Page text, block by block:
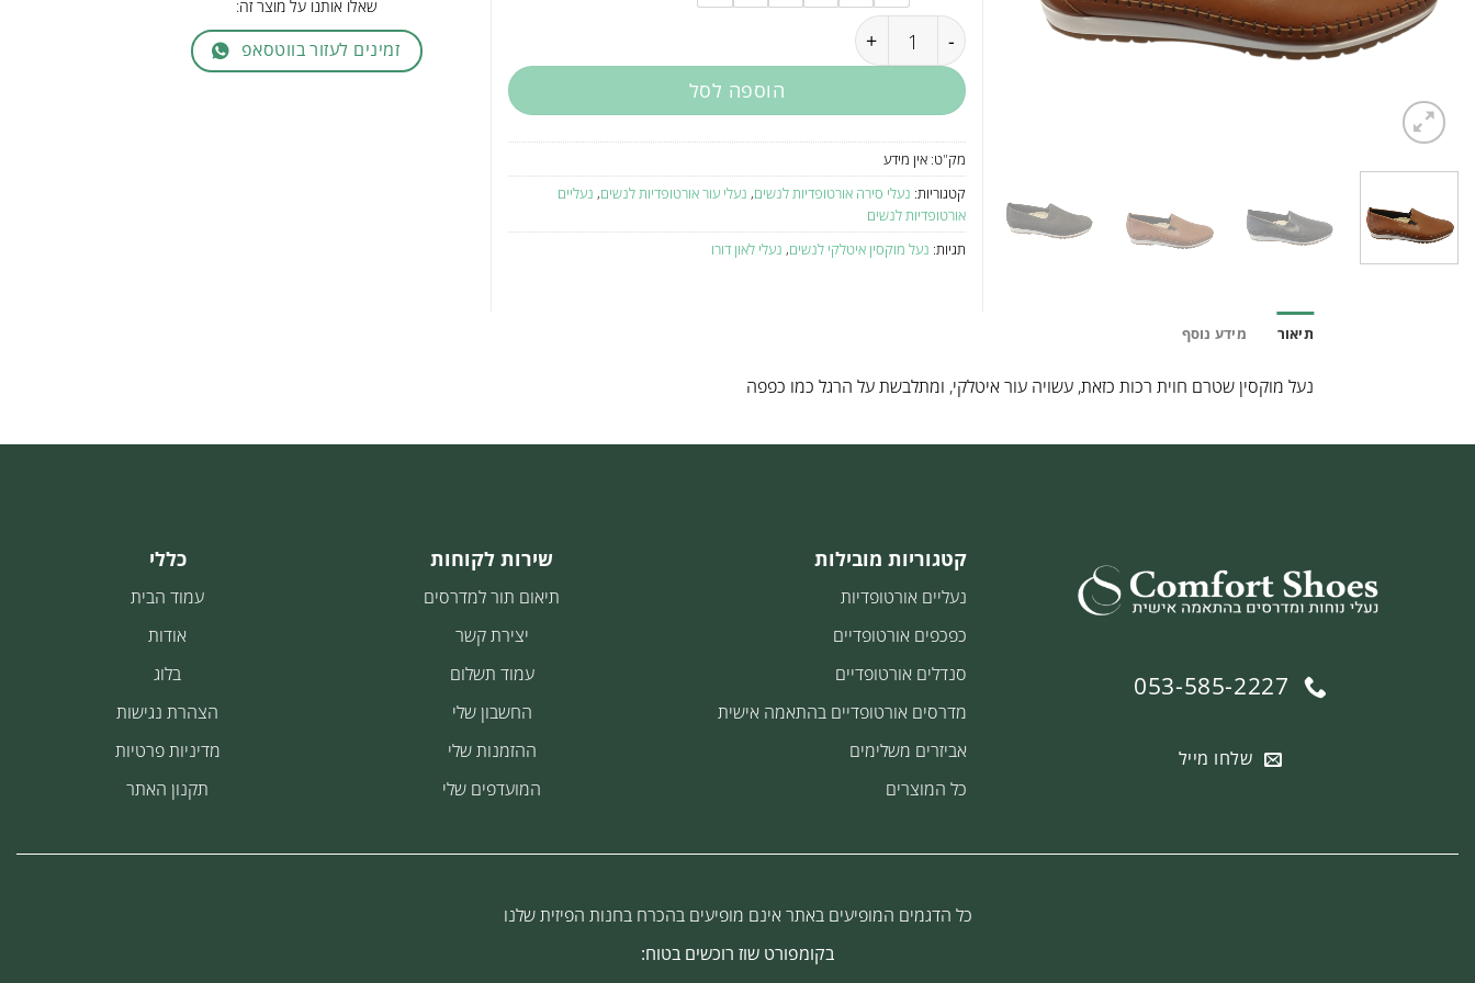
כמות של נעלי מוקסין לנשים L3003
הוספה לסל
מק"ט: אין מידע
קטגוריות: נעלי סירה אורטופדיות לנשים, נעלי עור אורטופדיות לנשים, נעליים
אורטופדיות לנשים
תגיות: נעל מוקסין איטלקי לנשים, נעלי לאון דורו
שאלו אותנו על מוצר זה:
זמינים לעזור בווטסאפ
תיאור מידע נוסף
נעל מוקסין שטרם חוית רכות כזאת, עשויה עור איטלקי, ומתלבשת על הרגל כמו כפפה
053-585-2227
שלחו מייל
קטגוריות מובילות
נעליים אורטופדיות
כפכפים אורטופדיים
סנדלים אורטופדיים
מדרסים אורטופדיים בהתאמה אישית
אביזרים משלימים
כל המוצרים
שירות לקוחות
תיאום תור למדרסים
יצירת קשר
עמוד תשלום
החשבון שלי
ההזמנות שלי
המועדפים שלי
כללי
עמוד הבית
אודות
בלוג
הצהרת נגישות
מדיניות פרטיות
תקנון האתר
כל הדגמים המופיעים באתר אינם מופיעים בהכרח בחנות הפיזית שלנו
בקומפורט שוז רוכשים בטוח: